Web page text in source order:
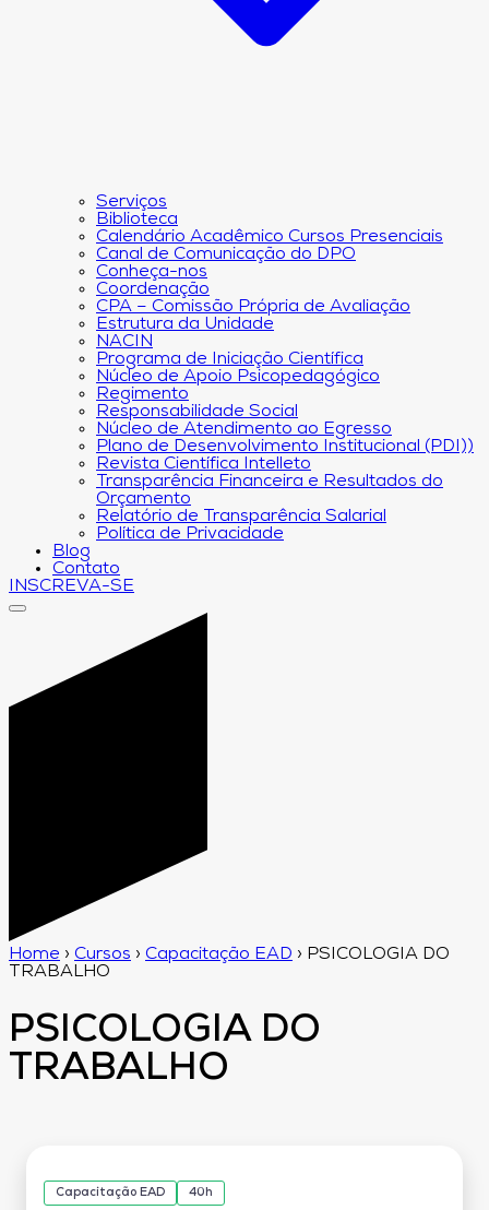
Serviços
Biblioteca
Calendário Acadêmico Cursos Presenciais
Canal de Comunicação do DPO
Conheça-nos
Coordenação
CPA – Comissão Própria de Avaliação
Estrutura da Unidade
NACIN
Programa de Iniciação Científica
Núcleo de Apoio Psicopedagógico
Regimento
Responsabilidade Social
Núcleo de Atendimento ao Egresso
Plano de Desenvolvimento Institucional (PDI))
Revista Científica Intelleto
Transparência Financeira e Resultados do
Orçamento
Relatório de Transparência Salarial
Política de Privacidade
Blog
Contato
INSCREVA-SE
Home › Cursos › Capacitação EAD › PSICOLOGIA DO
TRABALHO
PSICOLOGIA DO
TRABALHO
Capacitação EAD 40h